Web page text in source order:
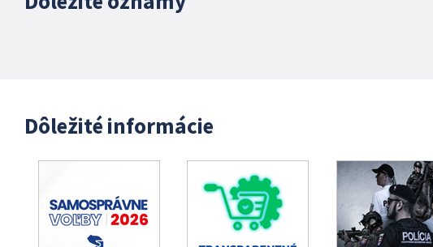
Dôležité informácie